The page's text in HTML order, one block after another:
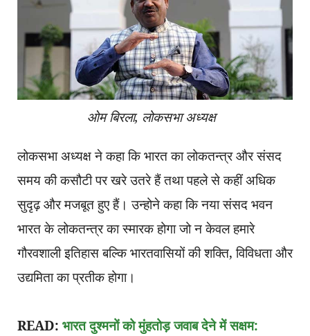
ओम बिरला, लोकसभा अध्यक्ष
लोकसभा अध्यक्ष ने कहा कि भारत का लोकतन्त्र और संसद
समय की कसौटी पर खरे उतरे हैं तथा पहले से कहीं अधिक
सुदृढ़ और मजबूत हुए हैं। उन्होने कहा कि नया संसद भवन
भारत के लोकतन्त्र का स्मारक होगा जो न केवल हमारे
गौरवशाली इतिहास बल्कि भारतवासियों की शक्ति, विविधता और
उद्यमिता का प्रतीक होगा।
READ: भारत दुश्मनों को मुंहतोड़ जवाब देने में सक्षम: